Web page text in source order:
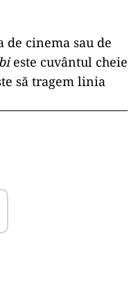
de cinema sau de
este cuvântul cheie
să tragem linia